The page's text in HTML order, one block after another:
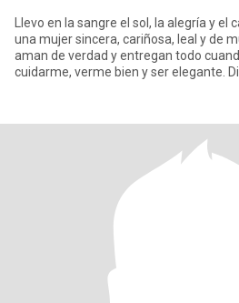
Llevo en la sangre el sol, la alegría y
una mujer sincera, cariñosa, leal y de
aman de verdad y entregan todo cuando
cuidarme, verme bien y ser elegante.